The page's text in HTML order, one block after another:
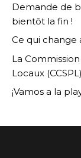
Demande de
bientôt la fin !
Ce qui change
La
Locaux (CCSPL)
¡Vamos a la